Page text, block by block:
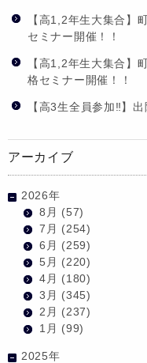
【高1,2年生大集合】
セミナー開催！！
【高1,2年生大集合】
格セミナー開催！！
【高3生全員参加‼】
アーカイブ
2026年
8月 (57)
7月 (254)
6月 (259)
5月 (220)
4月 (180)
3月 (345)
2月 (237)
1月 (99)
2025年